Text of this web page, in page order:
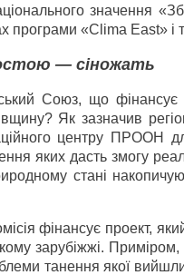
значення
програми «Clima East» і
— сіножать
Союз, що фінансує
Як зазначив
центру ПРООН
яких дасть змогу
стані
фінансує проект,
зарубіжжі.
танення якої